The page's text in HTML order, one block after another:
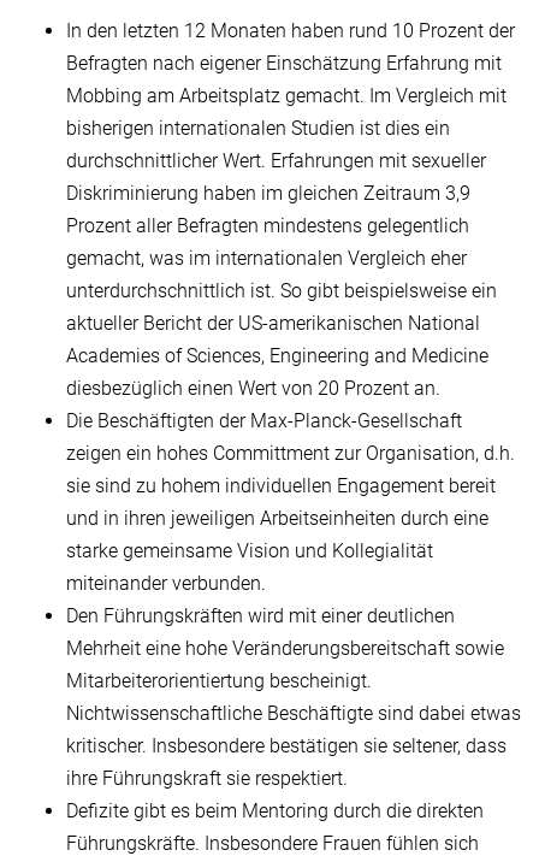
In den letzten 12 Monaten haben rund 10 Prozent der
Befragten nach eigener Einschätzung Erfahrung mit
Mobbing am Arbeitsplatz gemacht. Im Vergleich mit
bisherigen internationalen Studien ist dies ein
durchschnittlicher Wert. Erfahrungen mit sexueller
Diskriminierung haben im gleichen Zeitraum 3,9
Prozent aller Befragten mindestens gelegentlich
gemacht, was im internationalen Vergleich eher
unterdurchschnittlich ist. So gibt beispielsweise ein
aktueller Bericht der US-amerikanischen National
Academies of Sciences, Engineering and Medicine
diesbezüglich einen Wert von 20 Prozent an.
Die Beschäftigten der Max-Planck-Gesellschaft
zeigen ein hohes Committment zur Organisation, d.h.
sie sind zu hohem individuellen Engagement bereit
und in ihren jeweiligen Arbeitseinheiten durch eine
starke gemeinsame Vision und Kollegialität
miteinander verbunden.
Den Führungskräften wird mit einer deutlichen
Mehrheit eine hohe Veränderungsbereitschaft sowie
Mitarbeiterorientiertung bescheinigt.
Nichtwissenschaftliche Beschäftigte sind dabei etwas
kritischer. Insbesondere bestätigen sie seltener, dass
ihre Führungskraft sie respektiert.
Defizite gibt es beim Mentoring durch die direkten
Führungskräfte. Insbesondere Frauen fühlen sich